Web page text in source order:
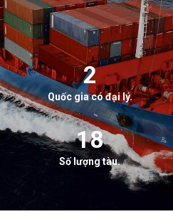
2
Quốc gia có đại lý.
18
Số lượng tàu.